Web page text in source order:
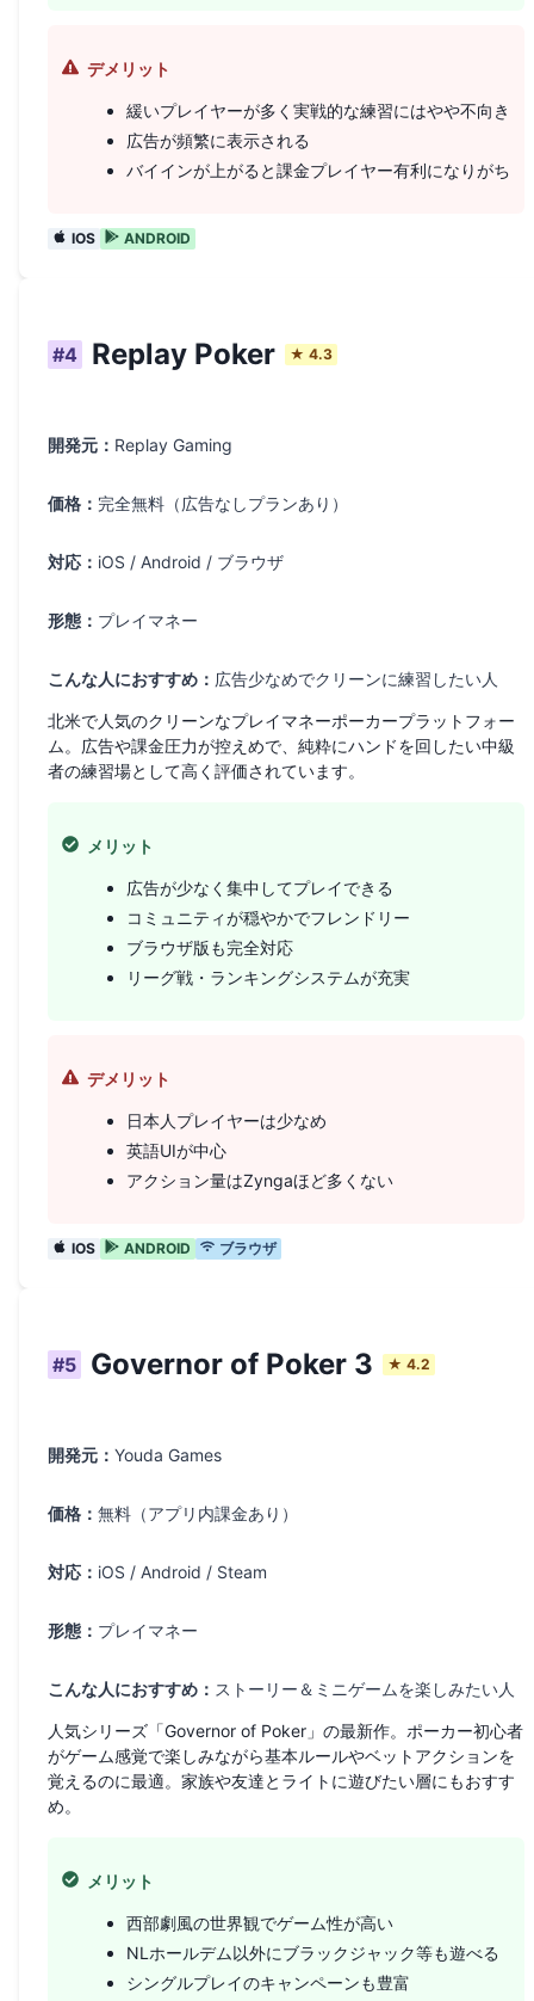
デメリット
緩いプレイヤーが多く実戦的な練習にはやや不向き
広告が頻繁に表示される
バイインが上がると課金プレイヤー有利になりがち
IOS ANDROID
#4 Replay Poker ★ 4.3
開発元： Replay Gaming
価格： 完全無料（広告なしプランあり）
対応： iOS / Android / ブラウザ
形態： プレイマネー
こんな人におすすめ： 広告少なめでクリーンに練習したい人
北米で人気のクリーンなプレイマネーポーカープラットフォー
ム。広告や課金圧力が控えめで、純粋にハンドを回したい中級
者の練習場として高く評価されています。
メリット
広告が少なく集中してプレイできる
コミュニティが穏やかでフレンドリー
ブラウザ版も完全対応
リーグ戦・ランキングシステムが充実
デメリット
日本人プレイヤーは少なめ
英語UIが中心
アクション量はZyngaほど多くない
IOS ANDROID ブラウザ
#5 Governor of Poker 3 ★ 4.2
開発元： Youda Games
価格： 無料（アプリ内課金あり）
対応： iOS / Android / Steam
形態： プレイマネー
こんな人におすすめ： ストーリー＆ミニゲームを楽しみたい人
人気シリーズ「Governor of Poker」の最新作。ポーカー初心者
がゲーム感覚で楽しみながら基本ルールやベットアクションを
覚えるのに最適。家族や友達とライトに遊びたい層にもおすす
め。
メリット
西部劇風の世界観でゲーム性が高い
NLホールデム以外にブラックジャック等も遊べる
シングルプレイのキャンペーンも豊富